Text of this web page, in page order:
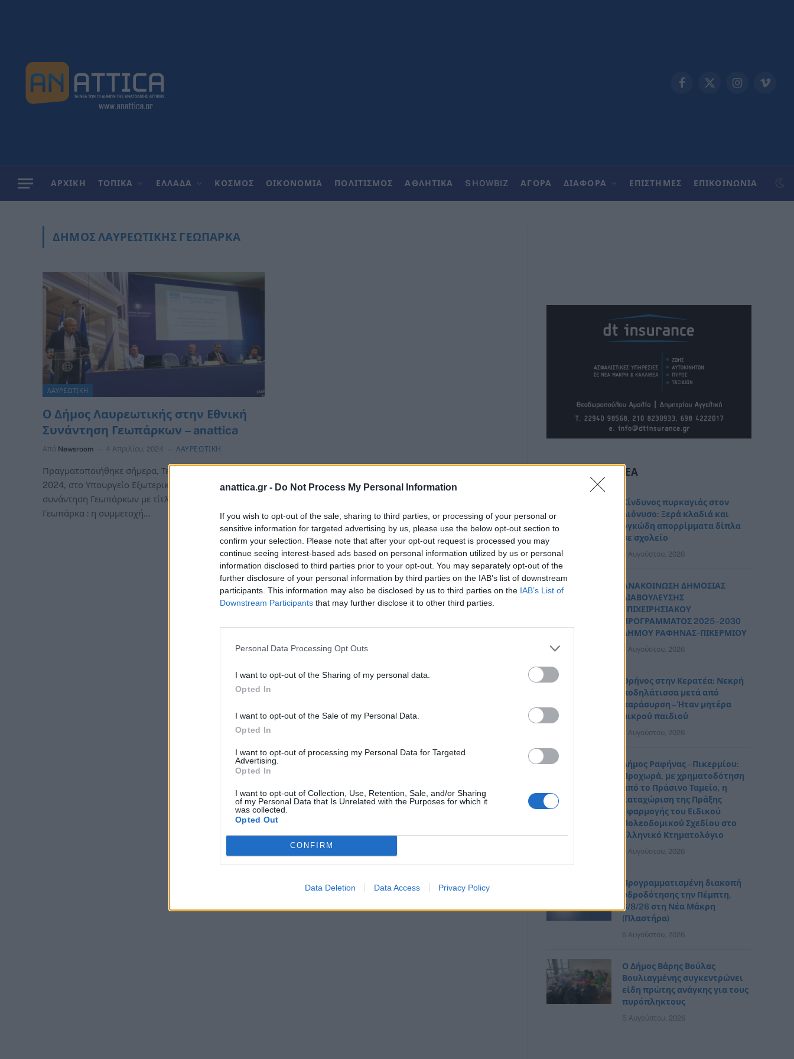
anattica.gr - Do Not Process My Personal Information
If you wish to opt-out of the sale, sharing to third parties, or processing of your personal or
sensitive information for targeted advertising by us, please use the below opt-out section to
confirm your selection. Please note that after your opt-out request is processed you may
continue seeing interest-based ads based on personal information utilized by us or personal
information disclosed to third parties prior to your opt-out. You may separately opt-out of the
further disclosure of your personal information by third parties on the IAB’s list of downstream
participants. This information may also be disclosed by us to third parties on the IAB’s List of
Downstream Participants that may further disclose it to other third parties.
Personal Data Processing Opt Outs
I want to opt-out of the Sharing of my personal data.
Opted In
I want to opt-out of the Sale of my Personal Data.
Opted In
I want to opt-out of processing my Personal Data for Targeted
Advertising.
Opted In
I want to opt-out of Collection, Use, Retention, Sale, and/or Sharing
of my Personal Data that Is Unrelated with the Purposes for which it
was collected.
Opted Out
CONFIRM
Data Deletion Data Access Privacy Policy
Facebook
X
InstagramVimeo
ΑΡΧΙΚΗ ΤΟΠΙΚΑ ΕΛΛΑΔΑ ΚΟΣΜΟΣ ΟΙΚΟΝΟΜΙΑ ΠΟΛΙΤΙΣΜΟΣ ΑΘΛΗΤΙΚΑ SHOWBIZ ΑΓΟΡΑ ΔΙΑΦΟΡΑ ΕΠΙΣΤΗΜΕΣ ΕΠΙΚΟΙΝΩΝΊΑ
ΔΉΜΟΣ ΛΑΥΡΕΩΤΙΚΉΣ ΓΕΩΠΆΡΚΑ
ΛΑΥΡΕΩΤΙΚΗ
O Δήμος Λαυρεωτικής στην Εθνική
Συνάντηση Γεωπάρκων – anattica
Από Newsroom 4 Απριλίου, 2024 ΛΑΥΡΕΩΤΙΚΗ
Πραγματοποιήθηκε σήμερα, Τετάρτη 3 Απριλίου
2024, στο Υπουργείο Εξωτερικών η τεχνική
συνάντηση Γεωπάρκων με τίτλο “Παγκόσμια
Γεωπάρκα : η συμμετοχή…
ΤΕΛΕΥΤΑΊΑ ΝΈΑ
Κίνδυνος πυρκαγιάς στον
Διόνυσο: Ξερά κλαδιά και
ογκώδη απορρίμματα δίπλα
σε σχολείο
6 Αυγούστου, 2026
ΑΝΑΚΟΙΝΩΣΗ ΔΗΜΟΣΙΑΣ
ΔΙΑΒΟΥΛΕΥΣΗΣ
ΕΠΙΧΕΙΡΗΣΙΑΚΟΥ
ΠΡΟΓΡΑΜΜΑΤΟΣ 2025–2030
ΔΗΜΟΥ ΡΑΦΗΝΑΣ- ΠΙΚΕΡΜΙΟΥ
6 Αυγούστου, 2026
Θρήνος στην Κερατέα: Νεκρή
ποδηλάτισσα μετά από
παράσυρση – Ήταν μητέρα
μικρού παιδιού
6 Αυγούστου, 2026
Δήμος Ραφήνας – Πικερμίου:
Προχωρά, με χρηματοδότηση
από το Πράσινο Ταμείο, η
καταχώριση της Πράξης
Εφαρμογής του Ειδικού
Πολεοδομικού Σχεδίου στο
Ελληνικό Κτηματολόγιο
6 Αυγούστου, 2026
Προγραμματισμένη διακοπή
υδροδότησης την Πέμπτη,
6/8/26 στη Νέα Μάκρη
(Πλαστήρα)
6 Αυγούστου, 2026
Ο Δήμος Βάρης Βούλας
Βουλιαγμένης συγκεντρώνει
είδη πρώτης ανάγκης για τους
πυρόπληκτους
5 Αυγούστου, 2026